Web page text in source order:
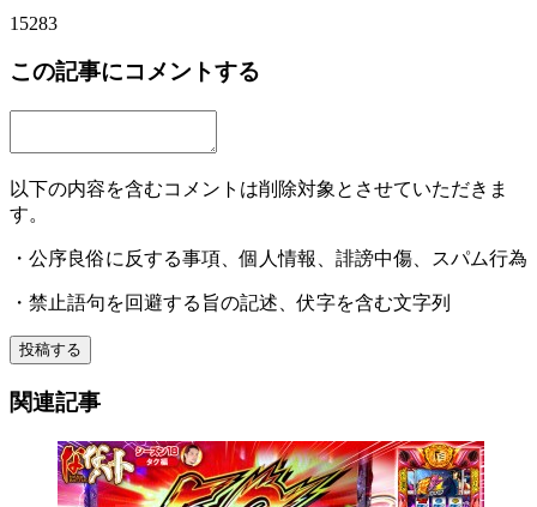
15283
この記事にコメントする
以下の内容を含むコメントは削除対象とさせていただきま
す。
・公序良俗に反する事項、個人情報、誹謗中傷、スパム行為
・禁止語句を回避する旨の記述、伏字を含む文字列
投稿する
関連記事